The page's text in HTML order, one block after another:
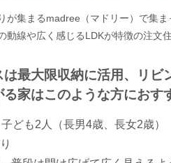
が集まるmadree（マドリー）で集
動線や広く感じるLDKが特徴の注文
は最大限収納に活用、リビ
家はこのような方におす
ども2人（長男4歳、長女2歳）